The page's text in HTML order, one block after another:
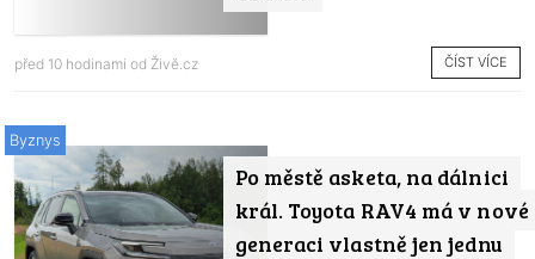
před 10 hodinami od Živě.cz ČÍST VÍCE
Po městě asketa, na dálnici
král. Toyota RAV4 má v nové
generaci vlastně jen jednu
Byznys